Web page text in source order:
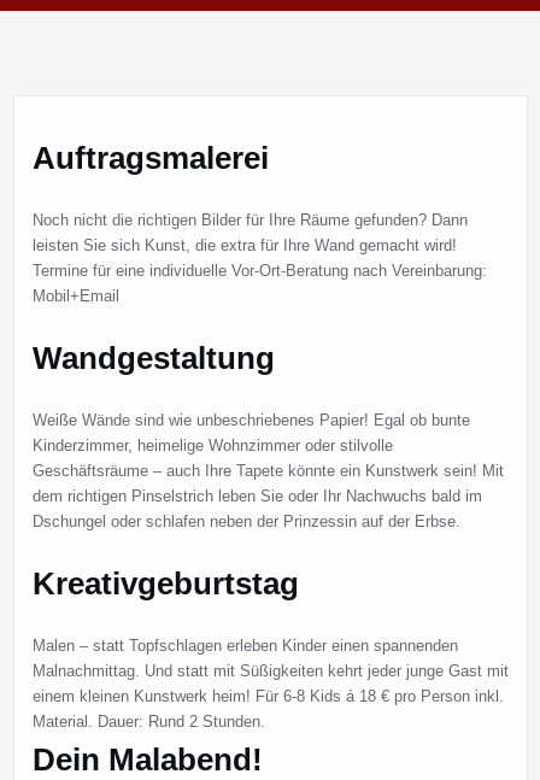
Auftragsmalerei
Noch nicht die richtigen Bilder für Ihre Räume gefunden? Dann
leisten Sie sich Kunst, die extra für Ihre Wand gemacht wird!
Termine für eine individuelle Vor-Ort-Beratung nach Vereinbarung:
Mobil+Email
Wandgestaltung
Weiße Wände sind wie unbeschriebenes Papier! Egal ob bunte
Kinderzimmer, heimelige Wohnzimmer oder stilvolle
Geschäftsräume – auch Ihre Tapete könnte ein Kunstwerk sein! Mit
dem richtigen Pinselstrich leben Sie oder Ihr Nachwuchs bald im
Dschungel oder schlafen neben der Prinzessin auf der Erbse.
Kreativgeburtstag
Malen – statt Topfschlagen erleben Kinder einen spannenden
Malnachmittag. Und statt mit Süßigkeiten kehrt jeder junge Gast mit
einem kleinen Kunstwerk heim! Für 6-8 Kids á 18 € pro Person inkl.
Material. Dauer: Rund 2 Stunden.
Dein Malabend!